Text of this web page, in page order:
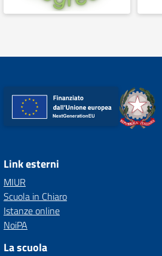
Link esterni
MIUR
Scuola in Chiaro
Istanze online
NoiPA
La scuola